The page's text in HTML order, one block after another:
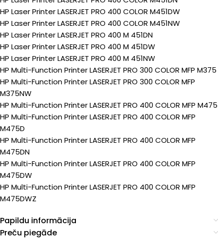
HP Laser Printer LASERJET PRO 400 COLOR M451DW
HP Laser Printer LASERJET PRO 400 COLOR M451NW
HP Laser Printer LASERJET PRO 400 M 451DN
HP Laser Printer LASERJET PRO 400 M 451DW
HP Laser Printer LASERJET PRO 400 M 451NW
HP Multi-Function Printer LASERJET PRO 300 COLOR MFP M375
HP Multi-Function Printer LASERJET PRO 300 COLOR MFP
M375NW
HP Multi-Function Printer LASERJET PRO 400 COLOR MFP M475
HP Multi-Function Printer LASERJET PRO 400 COLOR MFP
M475D
HP Multi-Function Printer LASERJET PRO 400 COLOR MFP
M475DN
HP Multi-Function Printer LASERJET PRO 400 COLOR MFP
M475DW
HP Multi-Function Printer LASERJET PRO 400 COLOR MFP
M475DWZ
Papildu informācija
Preču piegāde